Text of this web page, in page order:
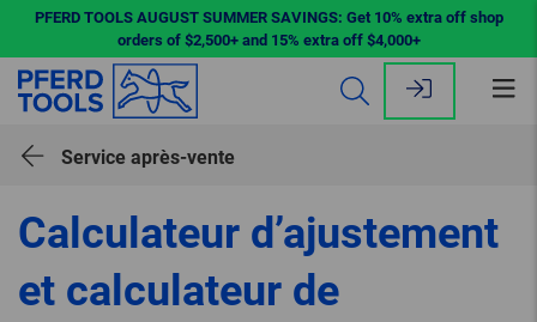
PFERD TOOLS AUGUST SUMMER SAVINGS: Get 10% extra off shop
orders of $2,500+ and 15% extra off $4,000+
Service après-vente
Calculateur d’ajustement
et calculateur de